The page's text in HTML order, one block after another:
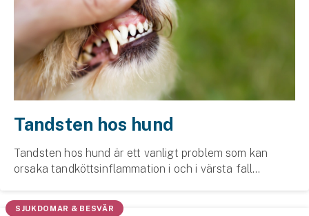
Tandsten hos hund
Tandsten hos hund är ett vanligt problem som kan
orsaka tand­kötts­inflammation i och i värsta fall
tandborste och tuggben.
SJUKDOMAR & BESVÄR